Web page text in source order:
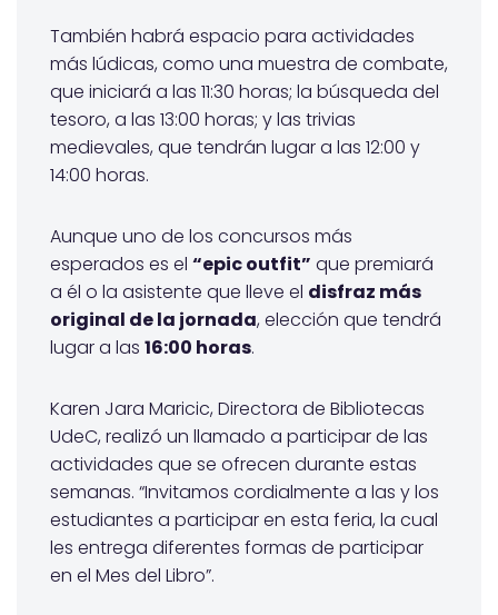
También habrá espacio para actividades
más lúdicas, como una muestra de combate,
que iniciará a las 11:30 horas; la búsqueda del
tesoro, a las 13:00 horas; y las trivias
medievales, que tendrán lugar a las 12:00 y
14:00 horas.
Aunque uno de los concursos más
esperados es el “epic outfit” que premiará
a él o la asistente que lleve el disfraz más
original de la jornada, elección que tendrá
lugar a las 16:00 horas.
Karen Jara Maricic, Directora de Bibliotecas
UdeC, realizó un llamado a participar de las
actividades que se ofrecen durante estas
semanas. “Invitamos cordialmente a las y los
estudiantes a participar en esta feria, la cual
les entrega diferentes formas de participar
en el Mes del Libro”.